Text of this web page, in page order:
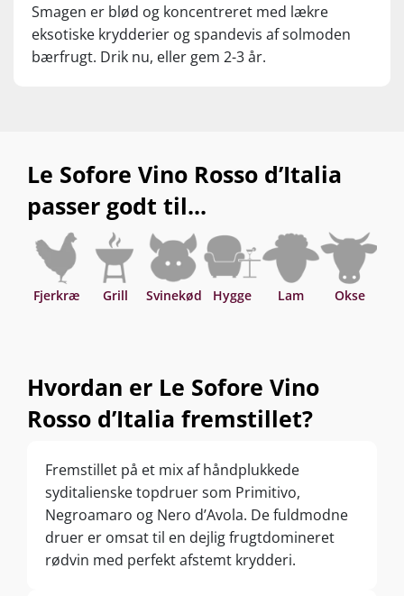
Smagen er blød og koncentreret med lækre
eksotiske krydderier og spandevis af solmoden
bærfrugt. Drik nu, eller gem 2-3 år.
Le Sofore Vino Rosso d’Italia
passer godt til...
Fjerkræ Grill Svinekød Hygge Lam Okse
Hvordan er Le Sofore Vino
Rosso d’Italia fremstillet?
Fremstillet på et mix af håndplukkede
syditalienske topdruer som Primitivo,
Negroamaro og Nero d’Avola. De fuldmodne
druer er omsat til en dejlig frugtdomineret
rødvin med perfekt afstemt krydderi.